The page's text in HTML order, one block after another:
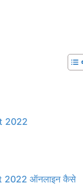
2022
2022 ऑनलाइन कैसे